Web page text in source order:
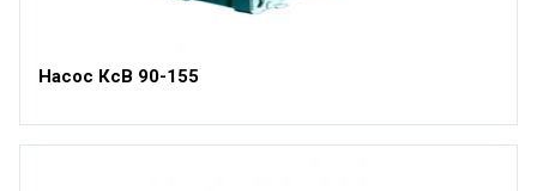
Насос КсВ 90-155